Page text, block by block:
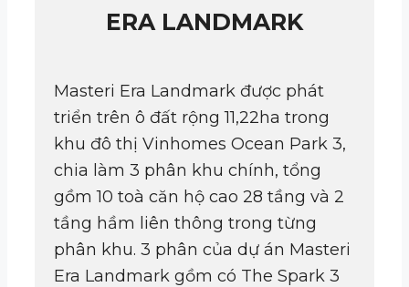
ERA LANDMARK
Masteri Era Landmark được phát
triển trên ô đất rộng 11,22ha trong
khu đô thị Vinhomes Ocean Park 3,
chia làm 3 phân khu chính, tổng
gồm 10 toà căn hộ cao 28 tầng và 2
tầng hầm liên thông trong từng
phân khu. 3 phân của dự án Masteri
Era Landmark gồm có The Spark 3